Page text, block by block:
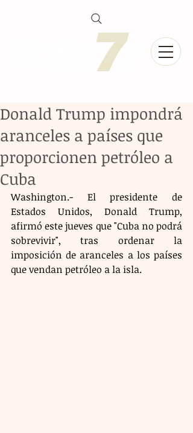
Donald Trump impondrá
aranceles a países que
proporcionen petróleo a
Cuba
Washington.- El presidente de
Estados Unidos, Donald Trump,
afirmó este jueves que "Cuba no podrá
sobrevivir", tras ordenar la
imposición de aranceles a los países
que vendan petróleo a la isla.